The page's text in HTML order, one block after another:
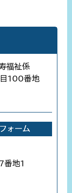
福祉係
100番地
地1